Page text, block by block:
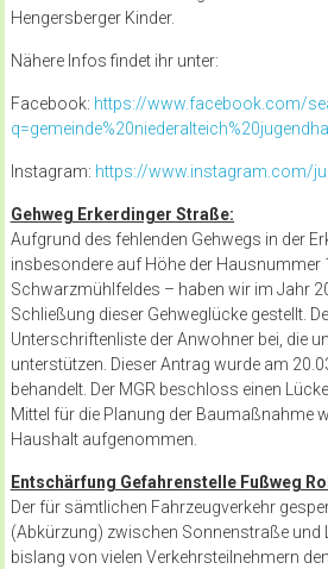
Hengersberger Kinder.
Nähere Infos findet ihr unter:
Facebook: https://www.facebook.com/
Instagram: https://www.instagram.com/
Gehweg Erkerdinger Straße:
Aufgrund des fehlenden Gehwegs in der
insbesondere auf Höhe der Hausnummer
Schwarzmühlfeldes – haben wir im Jahr
Schließung dieser Gehweglücke gestellt.
Unterschriftenliste der Anwohner bei, die
unterstützen. Dieser Antrag wurde am
behandelt. Der MGR beschloss einen
Mittel für die Planung der Baumaßnahme
Haushalt aufgenommen.
Entschärfung Gefahrenstelle Fußweg
Der für sämtlichen Fahrzeugverkehr
(Abkürzung) zwischen Sonnenstraße und
bislang von vielen Verkehrsteilnehmern